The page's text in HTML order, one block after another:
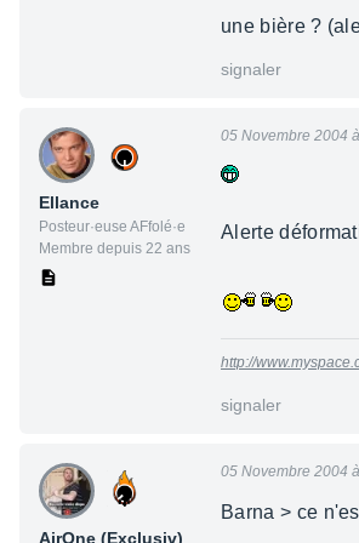
une bière ?
signaler
Ellance
Posteur·euse AFfolé·e
Membre depuis 22 ans
05 Novembre 2004
Alerte
http://
signaler
AirOne (Exclusiv)
05 Novembre 2004
Barna > ce